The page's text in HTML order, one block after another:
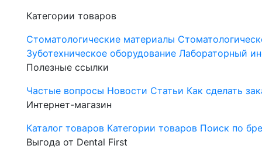
Категории товаров
Стоматологические материалы
Зуботехническое оборудование Лабораторный
Полезные ссылки
Частые вопросы Новости Статьи Как сделать
Интернет-магазин
Каталог товаров Категории товаров Поиск по
Выгода от Dental First